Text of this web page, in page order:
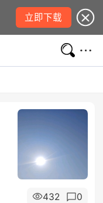
立即下载
432 0